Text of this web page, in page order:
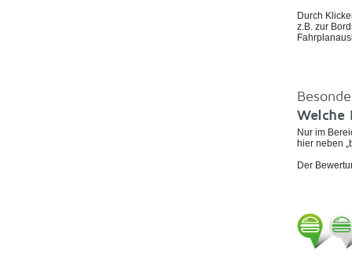
Durch
z.B. zur
Welche
Nur im
hier neben
Der